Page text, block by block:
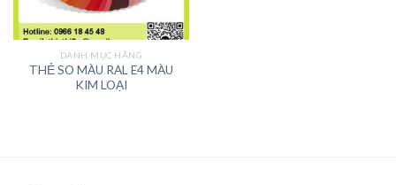
DANH MỤC HÃNG
THẺ SO MÀU RAL E4 MÀU
KIM LOẠI